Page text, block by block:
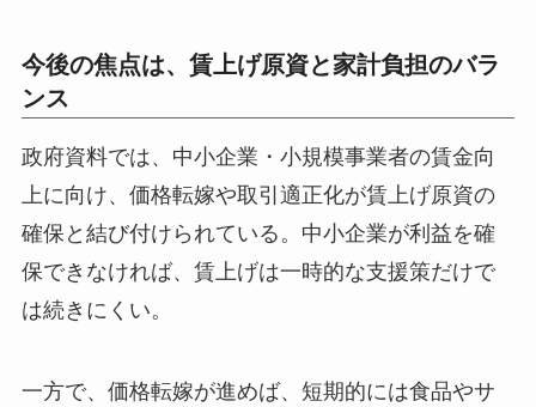
今後の焦点は、賃上げ原資と家計負担のバラ
ンス
政府資料では、中小企業・小規模事業者の賃金向
上に向け、価格転嫁や取引適正化が賃上げ原資の
確保と結び付けられている。中小企業が利益を確
保できなければ、賃上げは一時的な支援策だけで
は続きにくい。
一方で、価格転嫁が進めば、短期的には食品やサ